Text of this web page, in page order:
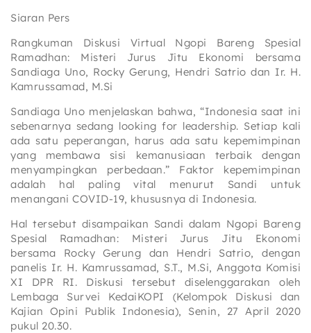
Siaran Pers
Rangkuman Diskusi Virtual Ngopi Bareng Spesial
Ramadhan: Misteri Jurus Jitu Ekonomi bersama
Sandiaga Uno, Rocky Gerung, Hendri Satrio dan Ir. H.
Kamrussamad, M.Si
Sandiaga Uno menjelaskan bahwa, “Indonesia saat ini
sebenarnya sedang looking for leadership. Setiap kali
ada satu peperangan, harus ada satu kepemimpinan
yang membawa sisi kemanusiaan terbaik dengan
menyampingkan perbedaan.” Faktor kepemimpinan
adalah hal paling vital menurut Sandi untuk
menangani COVID-19, khususnya di Indonesia.
Hal tersebut disampaikan Sandi dalam Ngopi Bareng
Spesial Ramadhan: Misteri Jurus Jitu Ekonomi
bersama Rocky Gerung dan Hendri Satrio, dengan
panelis Ir. H. Kamrussamad, S.T., M.Si, Anggota Komisi
XI DPR RI. Diskusi tersebut diselenggarakan oleh
Lembaga Survei KedaiKOPI (Kelompok Diskusi dan
Kajian Opini Publik Indonesia), Senin, 27 April 2020
pukul 20.30.